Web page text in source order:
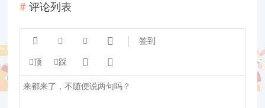
评论列表
    签到
顶 踩  